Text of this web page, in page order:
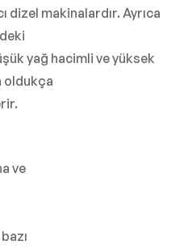
dizel makinalardır. Ayrıca
yağ hacimli ve yüksek
oldukça
ve